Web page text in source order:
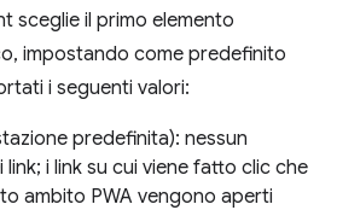
sceglie il primo elemento
impostando come predefinito
i seguenti valori:
predefinita): nessun
link; i link su cui viene fatto clic che
ambito PWA vengono aperti